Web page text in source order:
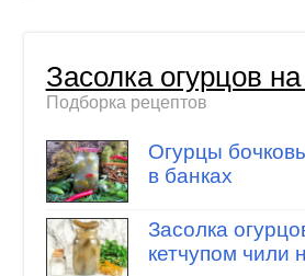
Засолка огурцов
Подборка рецептов
Огурцы
в банках
Засолка
кетчупом чили